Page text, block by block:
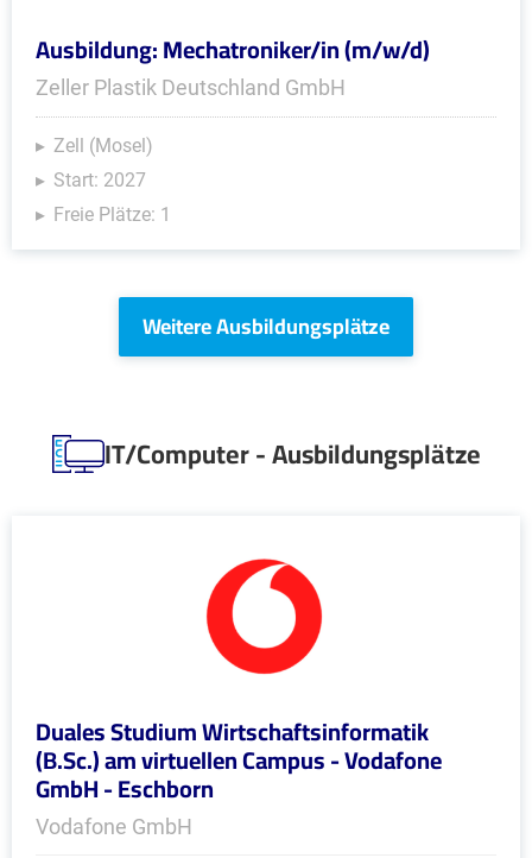
Ausbildung: Mechatroniker/in (m/w/d)
Zeller Plastik Deutschland GmbH
Zell (Mosel)
Start: 2027
Freie Plätze: 1
Weitere Ausbildungsplätze
IT/Computer - Ausbildungsplätze
Duales Studium Wirtschaftsinformatik
(B.Sc.) am virtuellen Campus - Vodafone
GmbH - Eschborn
Vodafone GmbH